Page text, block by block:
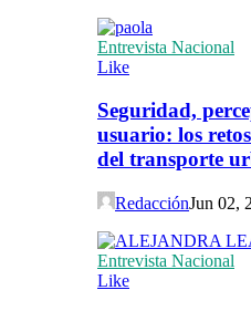
Entrevista Nacional
Like
Seguridad,
usuario: los
del transporte
RedacciónJun 02,
Entrevista Nacional
Like